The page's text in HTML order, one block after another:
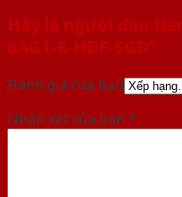
Hãy là người đầu
6AG1-8-HDF-SGD”
Đánh giá của bạn
Nhận xét của bạn *